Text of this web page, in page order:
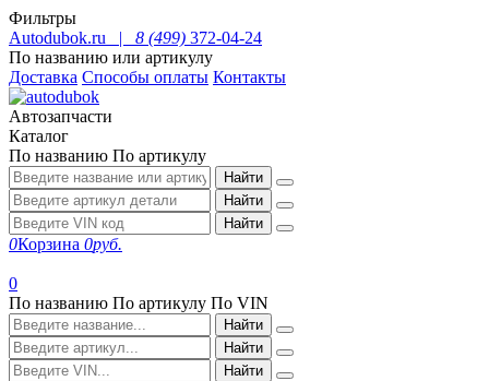
Фильтры
Autodubok.ru |
8 (499) 372-04-24
По названию или артикулу
Доставка Способы оплаты Контакты
Автозапчасти
Каталог
По названию По артикулу
Найти
Найти
Найти
0Корзина 0руб.
0
По названию По артикулу По VIN
Найти
Найти
Найти